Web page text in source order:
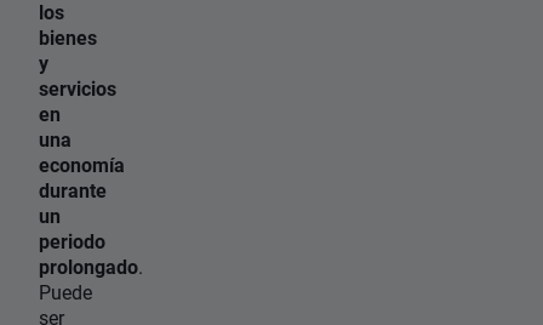
los
bienes
y
servicios
en
una
economía
durante
un
periodo
prolongado.
Puede
ser